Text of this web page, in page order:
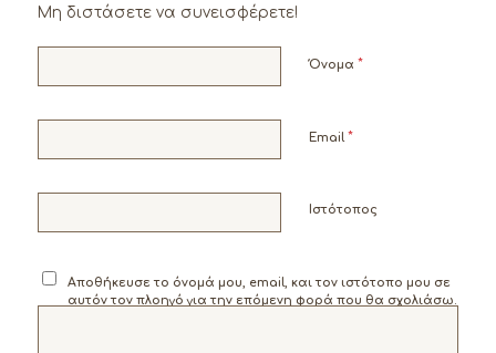
Μη διστάσετε να συνεισφέρετε!
Όνομα *
Email *
Ιστότοπος
Αποθήκευσε το όνομά μου, email, και τον ιστότοπο μου σε
αυτόν τον πλοηγό για την επόμενη φορά που θα σχολιάσω.